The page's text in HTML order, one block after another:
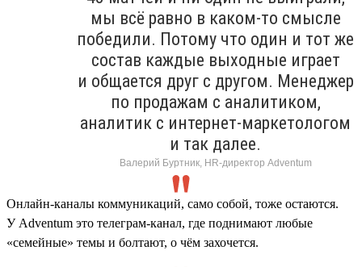
мы всё равно в каком-то смысле
победили. Потому что один и тот же
состав каждые выходные играет
и общается друг с другом. Менеджер
по продажам с аналитиком,
аналитик с интернет-маркетологом
и так далее.
Валерий Буртник, HR-директор Adventum
Онлайн-каналы коммуникаций, само собой, тоже остаются.
У Adventum это телеграм-канал, где поднимают любые
«семейные» темы и болтают, о чём захочется.